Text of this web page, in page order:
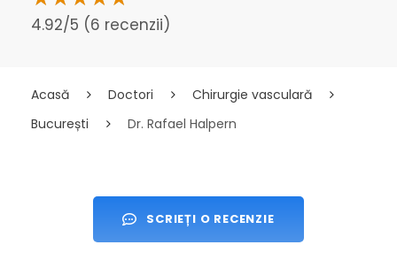
4.92/5 (6 recenzii)
Acasă Doctori
Chirurgie vasculară
București
Dr. Rafael Halpern
SCRIEȚI O RECENZIE